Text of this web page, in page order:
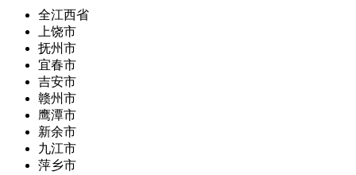
全江西省
上饶市
抚州市
宜春市
吉安市
赣州市
鹰潭市
新余市
九江市
萍乡市